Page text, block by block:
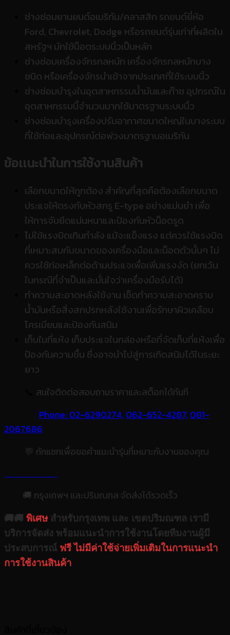
ช่างซ่อมยานยนต์อเมริกัน/คลาสสิก รถยนต์ยี่ห้อ
Ford, Chevrolet, Dodge หรือรถยนต์รุ่นเก่าที่ผลิตใน
สหรัฐฯ มักใช้น็อตระบบนิ้วเป็นหลัก
ช่างซ่อมเครื่องจักรกลหนัก เครื่องจักรกลหนักบาง
ชนิด หรือเครื่องจักรนำเข้าจากประเทศที่ใช้ระบบนิ้ว
ช่างซ่อมบำรุงในอุตสาหกรรมน้ำมันและก๊าซ อุปกรณ์ใน
อุตสาหกรรมนี้จำนวนมากใช้มาตรฐานระบบนิ้ว
ช่างซ่อมบำรุงเครื่องปรับอากาศขนาดใหญ่ในบางระบบ
ที่ใช้ท่อและอุปกรณ์ต่อพ่วงมาตรฐานอเมริกัน
ข้อเเนะนำในการใช้งานสินค้า
เลือกขนาดให้ถูกต้อง สำคัญที่สุดคือต้องเลือกขนาด
ประแจให้ตรงกับหัวสกรู E-type อย่างแม่นยำ เพื่อ
ให้การจับยึดแน่นหนาและป้องกันหัวน็อตรูด
ไม่ใช้แรงบิดเกินกำลัง แม้จะแข็งแรง แต่ควรใช้แรงบิด
ที่เหมาะสมกับขนาดของเครื่องมือและน็อตตัวนั้นๆ ไม่
ควรใช้ท่อเหล็กต่อด้ามประแจเพื่อเพิ่มแรงงัด (ยกเว้น
ในกรณีที่จำเป็นและมั่นใจว่าเครื่องมือรับได้)
ทำความสะอาดหลังใช้งาน เช็ดทำความสะอาดคราบ
น้ำมันหรือสิ่งสกปรกหลังใช้งานเพื่อรักษาผิวเคลือบ
โครเมียมและป้องกันสนิม
เก็บในที่แห้ง เก็บประแจในกล่องหรือที่จัดเก็บที่แห้งเพื่อ
ป้องกันความชื้น ซึ่งอาจนำไปสู่การเกิดสนิมได้ในระยะ
ยาว
สนใจติดต่อสอบถามราคาและสต็อกได้ทันที
Phone: 02-6290274, 062-652-4287, 081-
2067686
💬 ทักแชทเพื่อขอคำแนะนำรุ่นที่เหมาะกับงานของคุณ
🚚 กรุงเทพฯ และปริมณฑล จัดส่งได้รวดเร็ว
🚚🚚 พิเศษสำหรับกรุงเทพ และ เขตปริมณฑล เรามี
บริการจัดส่ง พร้อมแนะนำการใช้งานโดยทีมงานผู้มี
ประสบการณ์ ฟรี ไม่มีค่าใช้จ่ายเพิ่มเติมในการแนะนำ
การใช้งานสินค้า